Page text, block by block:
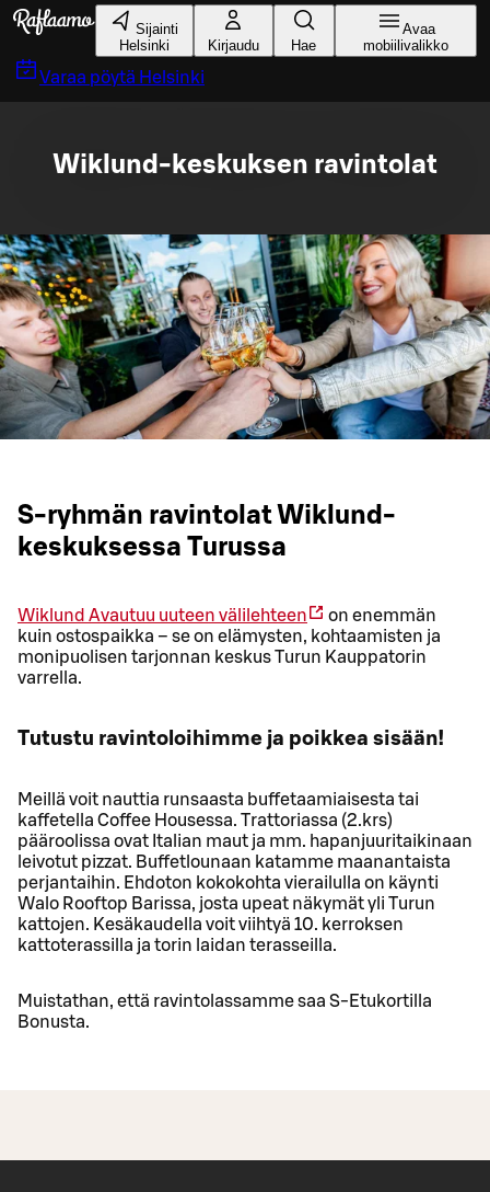
Siirry pääsisältöön
Sijainti
Helsinki
Kirjaudu Hae
Avaa
mobiilivalikko
Varaa pöytä Helsinki
Wiklund-keskuksen ravintolat
S-ryhmän ravintolat Wiklund-
keskuksessa Turussa
Wiklund Avautuu uuteen välilehteen
on enemmän
kuin ostospaikka – se on elämysten, kohtaamisten ja
monipuolisen tarjonnan keskus Turun Kauppatorin
varrella.
Tutustu ravintoloihimme ja poikkea sisään!
Meillä voit nauttia runsaasta buffetaamiaisesta tai
kaffetella Coffee Housessa. Trattoriassa (2.krs)
pääroolissa ovat Italian maut ja mm. hapanjuuritaikinaan
leivotut pizzat. Buffetlounaan katamme maanantaista
perjantaihin. Ehdoton kokokohta vierailulla on käynti
Walo Rooftop Barissa, josta upeat näkymät yli Turun
kattojen. Kesäkaudella voit viihtyä 10. kerroksen
kattoterassilla ja torin laidan terasseilla.
Muistathan, että ravintolassamme saa S-Etukortilla
Bonusta.